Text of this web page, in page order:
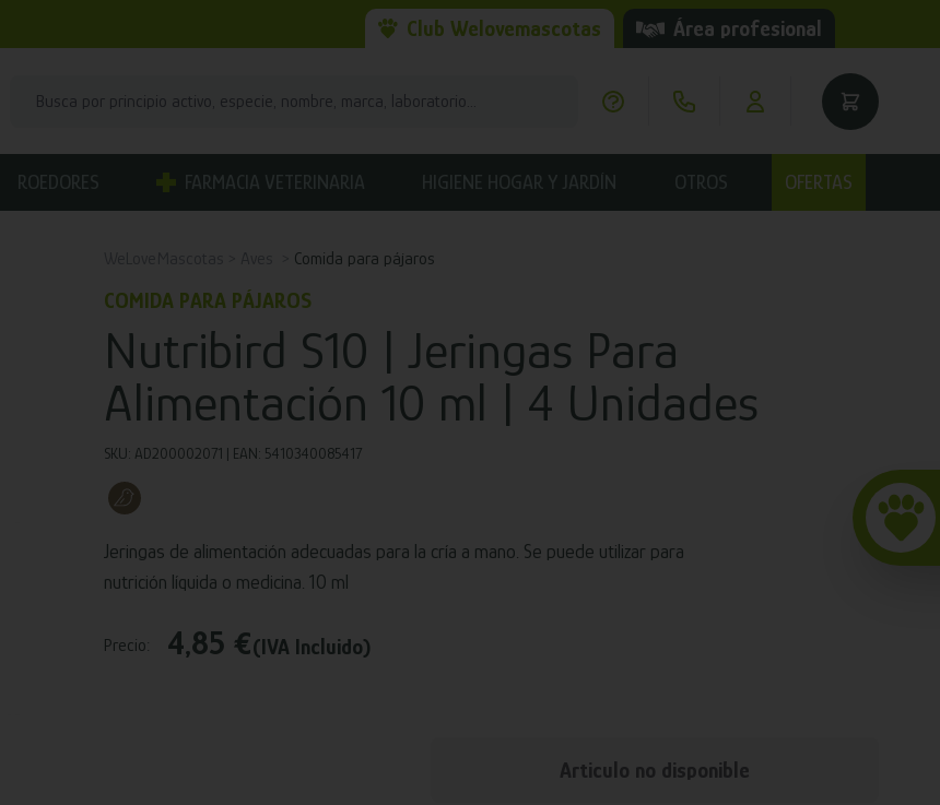
Club Welovemascotas Área profesional
ROEDORES FARMACIA VETERINARIA HIGIENE HOGAR Y JARDÍN OTROS OFERTAS
Comida para pájaros
COMIDA PARA PÁJAROS
Nutribird S10 | Jeringas Para
Alimentación 10 ml | 4 Unidades
SKU: AD200002071 | EAN: 5410340085417
Jeringas de alimentación adecuadas para la cría a mano. Se puede utilizar para
nutrición líquida o medicina. 10 ml
Precio: 4,85 €(IVA Incluido)
Articulo no disponible